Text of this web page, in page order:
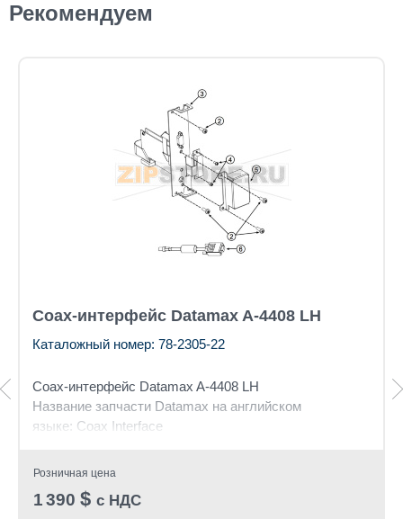
Рекомендуем
Coax-интерфейс Datamax A-4408 LH
Каталожный номер: 78-2305-22
Coax-интерфейс Datamax A-4408 LH
Название запчасти Datamax на английском
языке: Coax Interface
Розничная цена
1 390 $ с НДС